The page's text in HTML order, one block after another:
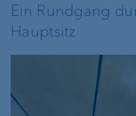
Ein Rundgang
Hauptsitz